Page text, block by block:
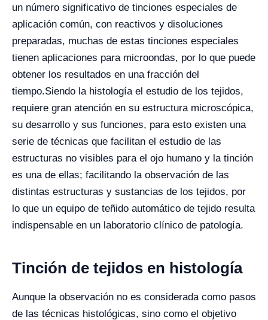
un número significativo de tinciones especiales de
aplicación común, con reactivos y disoluciones
preparadas, muchas de estas tinciones especiales
tienen aplicaciones para microondas, por lo que puede
obtener los resultados en una fracción del
tiempo.Siendo la histología el estudio de los tejidos,
requiere gran atención en su estructura microscópica,
su desarrollo y sus funciones, para esto existen una
serie de técnicas que facilitan el estudio de las
estructuras no visibles para el ojo humano y la tinción
es una de ellas; facilitando la observación de las
distintas estructuras y sustancias de los tejidos, por
lo que un equipo de teñido automático de tejido resulta
indispensable en un laboratorio clínico de patología.
Tinción de tejidos en histología
Aunque la observación no es considerada como pasos
de las técnicas histológicas, sino como el objetivo